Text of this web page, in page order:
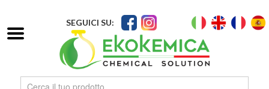
SEGUICI SU: